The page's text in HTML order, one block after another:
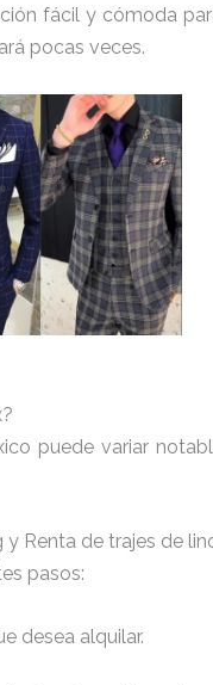
fácil y cómoda
pocas veces.
puede variar
Renta de trajes de
pasos:
desea alquilar.